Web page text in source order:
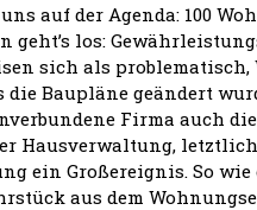
auf der Agenda: 100
geht’s los:
sich als
Baupläne geändert
Firma auch
Hausverwaltung,
ein Großereignis. So
aus dem